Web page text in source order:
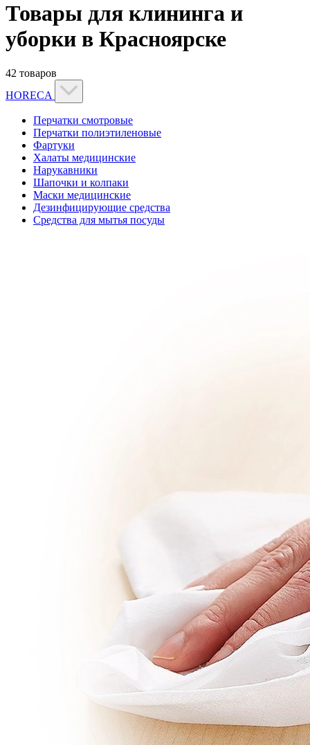
Товары для клининга и
уборки в Красноярске
42 товаров
HORECA
Перчатки смотровые
Перчатки полиэтиленовые
Фартуки
Халаты медицинские
Нарукавники
Шапочки и колпаки
Маски медицинские
Дезинфицирующие средства
Средства для мытья посуды